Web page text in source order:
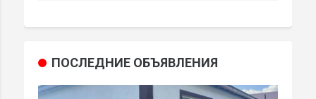
ПОСЛЕДНИЕ ОБЪЯВЛЕНИЯ